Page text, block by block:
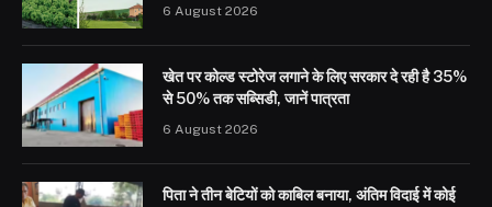
6 August 2026
खेत पर कोल्ड स्टोरेज लगाने के लिए सरकार दे रही है 35%
से 50% तक सब्सिडी, जानें पात्रता
6 August 2026
पिता ने तीन बेटियों को काबिल बनाया, अंतिम विदाई में कोई